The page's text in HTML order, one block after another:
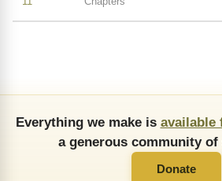
Everything we make is available
a generous community
Donate